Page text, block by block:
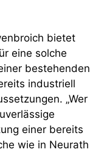
bietet
eine solche
bestehenden
industriell
„Wer
einer bereits
wie in Neurath